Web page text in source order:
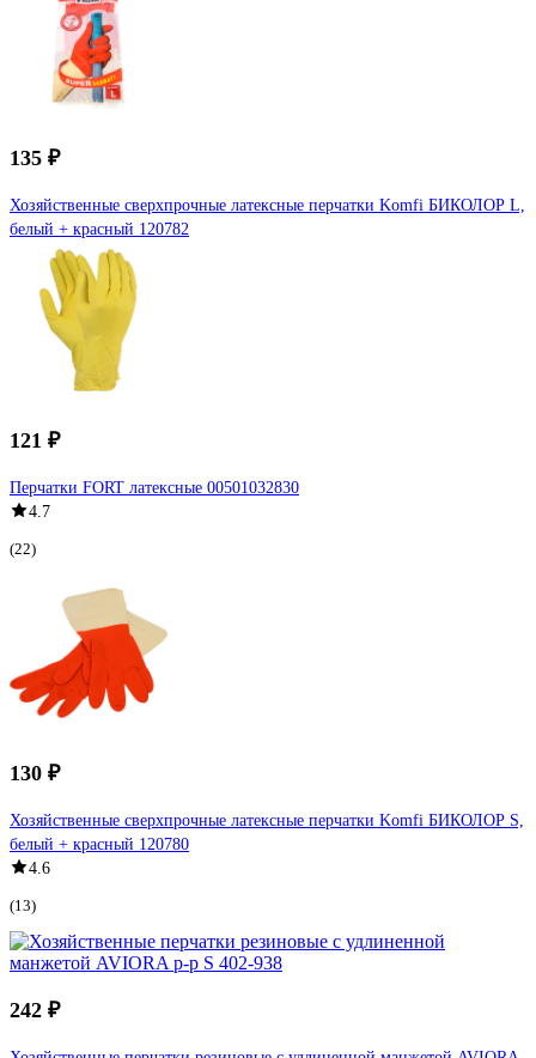
135 ₽
Хозяйственные сверхпрочные латексные перчатки Komfi БИКОЛОР L,
белый + красный 120782
121 ₽
Перчатки FORT латексные 00501032830
4.7
(22)
130 ₽
Хозяйственные сверхпрочные латексные перчатки Komfi БИКОЛОР S,
белый + красный 120780
4.6
(13)
242 ₽